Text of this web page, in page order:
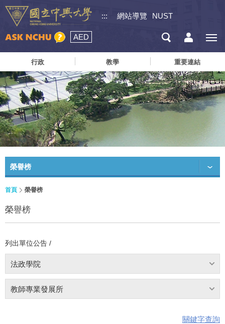
::: 網站導覽 NUST
AED
行政 教學 重要連結
榮譽榜
首頁 榮譽榜
榮譽榜
列出單位公告 /
法政學院
教師專業發展所
關鍵字查詢